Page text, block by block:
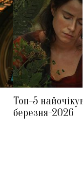
Топ-5
березня-2026